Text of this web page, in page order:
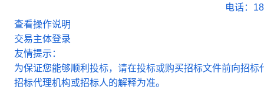
电话：
查看操作说明
交易主体登录
友情提示：
为保证您能够顺利投标，请在投标或购买招标文件前向招
招标代理机构或招标人的解释为准。